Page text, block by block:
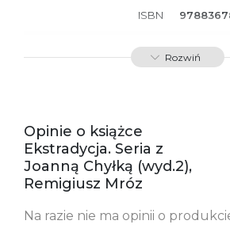
ISBN
SKU: K800579
Rozwiń
Opinie o książce
Ekstradycja. Seria z
Joanną Chyłką (wyd.2),
Remigiusz Mróz
Na razie nie ma opinii o